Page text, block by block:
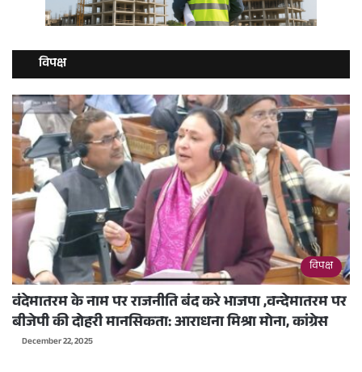
विपक्ष
विपक्ष
वंदेमातरम के नाम पर राजनीति बंद करे भाजपा ,वन्देमातरम पर
बीजेपी की दोहरी मानसिकता: आराधना मिश्रा मोना, कांग्रेस
December 22, 2025